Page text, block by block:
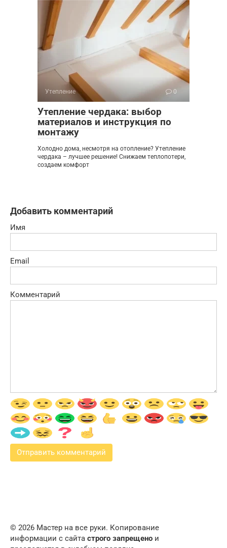
Утепление 0
Утепление чердака: выбор
материалов и инструкция по
монтажу
Холодно дома, несмотря на отопление? Утепление
чердака – лучшее решение! Снижаем теплопотери,
создаем комфорт
Добавить комментарий
Имя
Email
Комментарий
© 2026 Мастер на все руки. Копирование
информации с сайта строго запрещено и